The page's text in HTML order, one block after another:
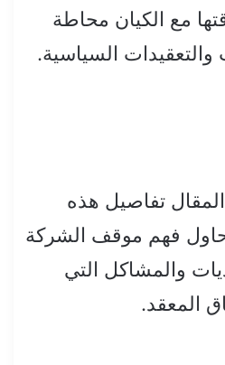
مع الكيان محاطة
والتعقيدات السياسية.
تفاصيل هذه
فهم موقف الشركة
والمشاكل التي
المعقد.